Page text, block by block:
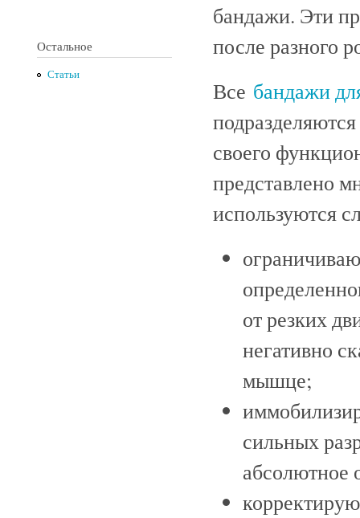
Остальное
Статьи
бандажи. Эти
после разного
Все бандажи
своего
представлено
используются
от резких
негативно
мышце;
сильных
абсолютное